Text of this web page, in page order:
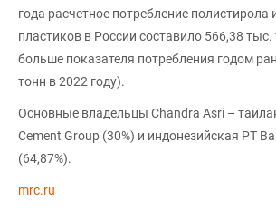
года расчетное потребление полистирола
пластиков в России составило 566,38 тыс.
больше показателя потребления годом
тонн в 2022 году).
Основные владельцы Chandra Asri –
Cement Group (30%) и индонезийская PT
(64,87%).
mrc.ru